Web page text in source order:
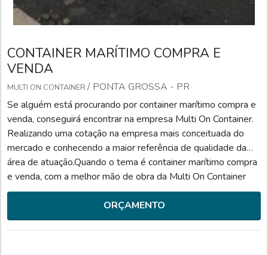
CONTAINER MARÍTIMO COMPRA E
VENDA
MULTI ON CONTAINER / PONTA GROSSA - PR
Se alguém está procurando por container marítimo compra e
venda, conseguirá encontrar na empresa Multi On Container.
Realizando uma cotação na empresa mais conceituada do
mercado e conhecendo a maior referência de qualidade da
área de atuação.Quando o tema é container marítimo compra
e venda, com a melhor mão de obra da Multi On Container
poderá contar com proteção e com comprometimento com
os resultados dos clientes.DIFERENCIAIS IMPORT...
ORÇAMENTO